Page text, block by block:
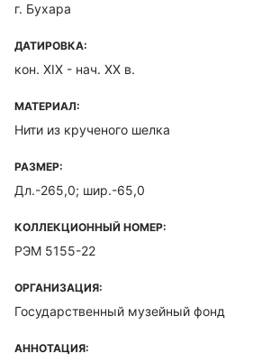
г. Бухара
ДАТИРОВКА:
кон. XIX - нач. ХХ в.
МАТЕРИАЛ:
Нити из крученого шелка
РАЗМЕР:
Дл.-265,0; шир.-65,0
КОЛЛЕКЦИОННЫЙ НОМЕР:
РЭМ 5155-22
ОРГАНИЗАЦИЯ:
Государственный музейный фонд
АННОТАЦИЯ: